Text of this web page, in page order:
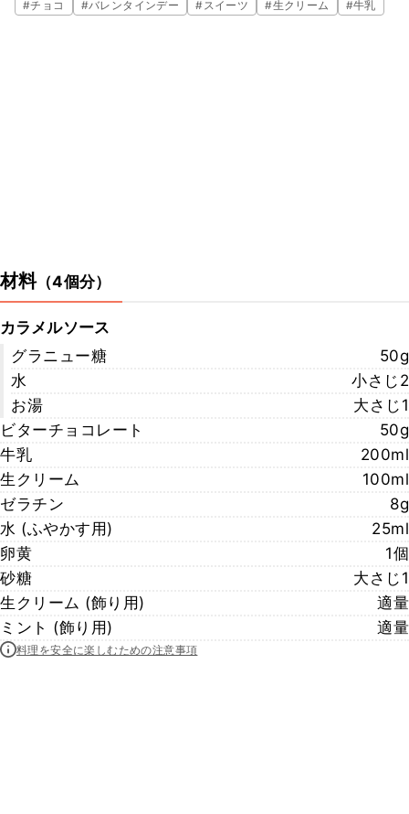
#チョコ #バレンタインデー #スイーツ #生クリーム #牛乳
材料（4個分）
カラメルソース
グラニュー糖
50g
水
小さじ2
お湯
大さじ1
ビターチョコレート
50g
牛乳
200ml
生クリーム
100ml
ゼラチン
8g
水 (ふやかす用)
25ml
卵黄
1個
砂糖
大さじ1
生クリーム (飾り用)
適量
ミント (飾り用)
適量
料理を安全に楽しむための注意事項